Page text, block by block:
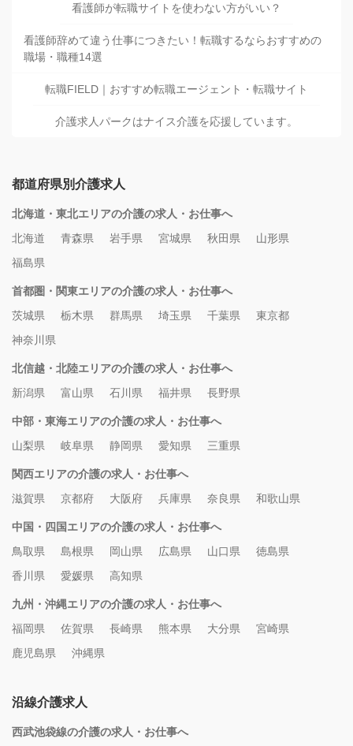
看護師が転職サイトを使わない方がいい？
看護師辞めて違う仕事につきたい！転職するならおすすめの
職場・職種14選
転職FIELD｜おすすめ転職エージェント・転職サイト
介護求人パークはナイス介護を応援しています。
都道府県別介護求人
北海道・東北エリアの介護の求人・お仕事へ
北海道
青森県 岩手県 宮城県 秋田県
山形県
福島県
首都圏・関東エリアの介護の求人・お仕事へ
茨城県
栃木県 群馬県 埼玉県 千葉県
東京都
神奈川県
北信越・北陸エリアの介護の求人・お仕事へ
新潟県
富山県 石川県 福井県 長野県
中部・東海エリアの介護の求人・お仕事へ
山梨県
岐阜県 静岡県 愛知県 三重県
関西エリアの介護の求人・お仕事へ
滋賀県
京都府 大阪府 兵庫県 奈良県 和歌山県
中国・四国エリアの介護の求人・お仕事へ
鳥取県
島根県 岡山県 広島県 山口県
徳島県
香川県
愛媛県 高知県
九州・沖縄エリアの介護の求人・お仕事へ
福岡県
佐賀県 長崎県 熊本県 大分県
宮崎県
鹿児島県
沖縄県
沿線介護求人
西武池袋線の介護の求人・お仕事へ